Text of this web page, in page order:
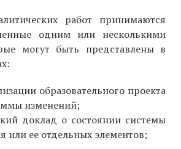
работ принимаются
одним или несколькими
могут быть представлены в
образовательного проекта
изменений;
доклад о состоянии системы
или ее отдельных элементов;